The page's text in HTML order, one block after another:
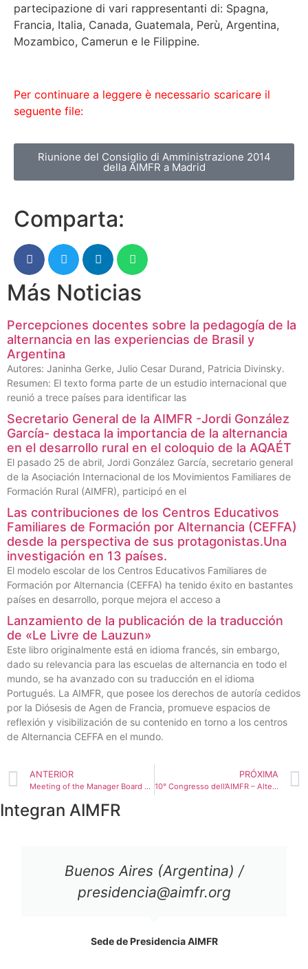
partecipazione di vari rappresentanti di: Spagna,
Francia, Italia, Canada, Guatemala, Perù, Argentina,
Mozambico, Camerun e le Filippine.
Per continuare a leggere è necessario scaricare il
seguente file:
Riunione del Consiglio di Amministrazione 2014
della AIMFR a Madrid
Comparta:
Más Noticias
Percepciones docentes sobre la pedagogía de la
alternancia en las experiencias de Brasil y
Argentina
Autores: Janinha Gerke, Julio Cesar Durand, Patricia Divinsky.
Resumen: El texto forma parte de un estudio internacional que
reunió a trece países para identificar las
Secretario General de la AIMFR -Jordi González
García- destaca la importancia de la alternancia
en el desarrollo rural en el coloquio de la AQAÉT
El pasado 25 de abril, Jordi González García, secretario general
de la Asociación Internacional de los Movimientos Familiares de
Formación Rural (AIMFR), participó en el
Las contribuciones de los Centros Educativos
Familiares de Formación por Alternancia (CEFFA)
desde la perspectiva de sus protagonistas.Una
investigación en 13 países.
El modelo escolar de los Centros Educativos Familiares de
Formación por Alternancia (CEFFA) ha tenido éxito en bastantes
países en desarrollo, porque mejora el acceso a
Lanzamiento de la publicación de la traducción
de «Le Livre de Lauzun»
Este libro originalmente está en idioma francés, sin embargo,
dado su relevancia para las escuelas de alternancia en todo el
mundo, se ha avanzado con su traducción en el idioma
Portugués. La AIMFR, que posee los derechos de autoría cedidos
por la Diósesis de Agen de Francia, promueve espacios de
reflexión y visibilización de su contenido en torno a los centros
de Alternancia CEFFA en el mundo.
ANTERIOR
Meeting of the Manager Board of AIMFR in Sherbrooke (Canada)
PRÓXIMA
10° Congresso dell’AIMFR – Alternanza Istruzione: Professionale inclusione sociale e della gioventù
Integran AIMFR
Buenos Aires (Argentina) /
presidencia@aimfr.org
Sede de Presidencia AIMFR